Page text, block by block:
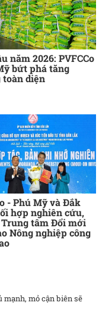
năm 2026: PVFCCo
bứt phá tăng
diện
- Phú Mỹ và Đắk
hợp nghiên cứu,
tâm Đổi mới
Nông nghiệp công
mạnh, mỏ cận biên sẽ